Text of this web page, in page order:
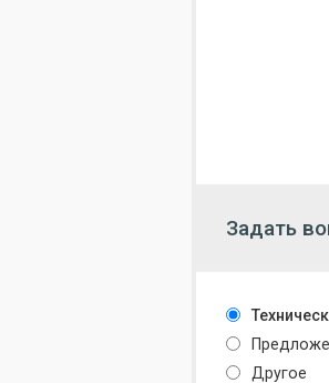
Задать
Другое